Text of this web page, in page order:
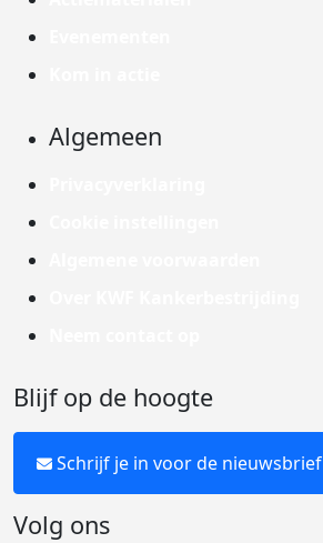
Algemeen
Blijf op de hoogte
Schrijf je in voor de nieuwsbrief
Volg ons